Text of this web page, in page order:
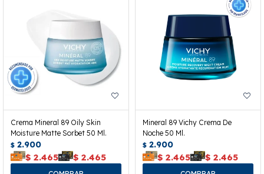
Crema Mineral 89 Oily Skin
Moisture Matte Sorbet 50 Ml.
$ 2.900
$ 2.465 $ 2.465
Mineral 89 Vichy Crema De
Noche 50 Ml.
$ 2.900
$ 2.465 $ 2.465